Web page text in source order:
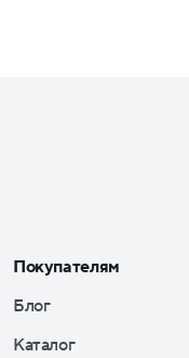
Покупателям
Блог
Каталог